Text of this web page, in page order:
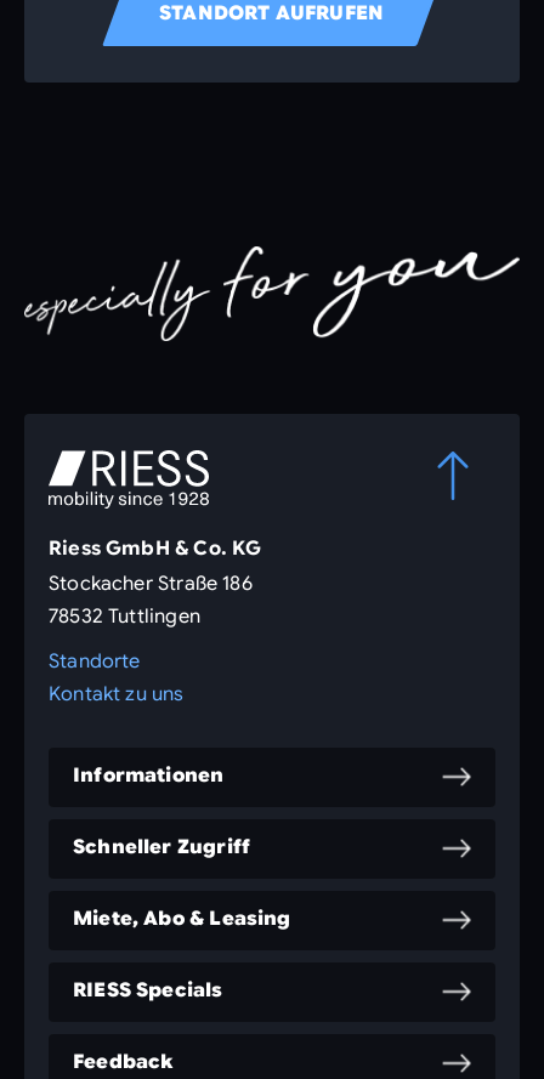
STANDORT AUFRUFEN
Riess GmbH & Co. KG
Stockacher Straße 186
78532 Tuttlingen
Standorte
Kontakt zu uns
Informationen
Schneller Zugriff
Miete, Abo & Leasing
RIESS Specials
Feedback